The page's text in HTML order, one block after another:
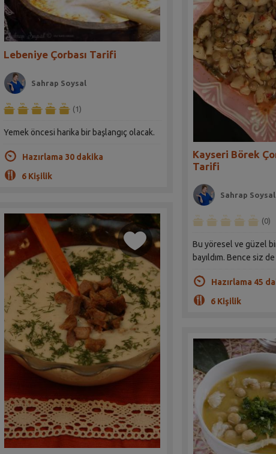
Lebeniye Çorbası Tarifi
Sahrap Soysal
(1)
Yemek öncesi harika bir başlangıç olacak.
Hazırlama 30 dakika
6 Kişilik
Kayseri Börek
Tarifi
Sahrap Soysal
(0)
Bu yöresel ve güzel
bayıldım. Bence siz
Hazırlama 45
6 Kişilik